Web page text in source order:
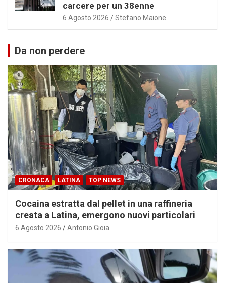
carcere per un 38enne
6 Agosto 2026 Stefano Maione
Da non perdere
CRONACA LATINA TOP NEWS
Cocaina estratta dal pellet in una raffineria
creata a Latina, emergono nuovi particolari
6 Agosto 2026 Antonio Gioia